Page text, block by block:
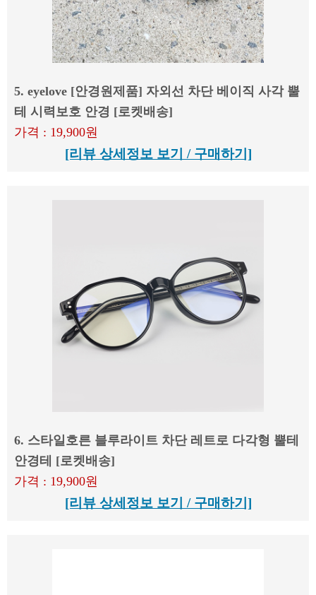
5. eyelove [안경원제품] 자외선 차단 베이직 사각 뿔
테 시력보호 안경 [로켓배송]
가격 : 19,900원
[리뷰 상세정보 보기 / 구매하기]
6. 스타일호른 블루라이트 차단 레트로 다각형 뿔테
안경테 [로켓배송]
가격 : 19,900원
[리뷰 상세정보 보기 / 구매하기]